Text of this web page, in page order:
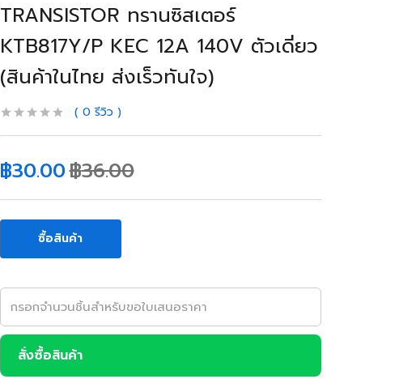
TRANSISTOR ทรานซิสเตอร์
KTB817Y/P KEC 12A 140V ตัวเดี่ยว
(สินค้าในไทย ส่งเร็วทันใจ)
0 รีวิว
฿30.00฿36.00
ซื้อสินค้า
สั่งซื้อสินค้า